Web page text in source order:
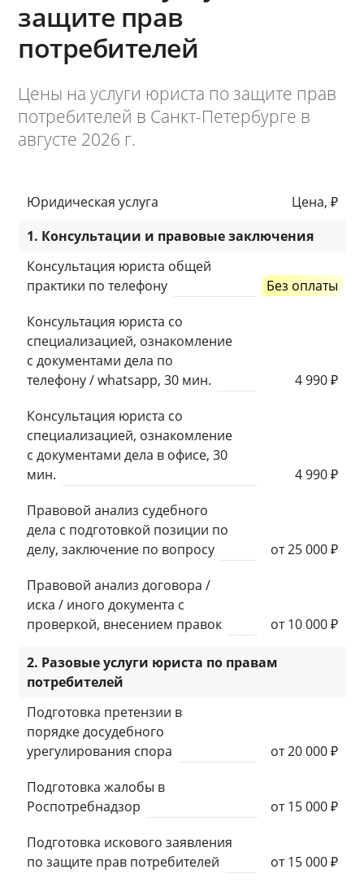
защите прав
потребителей
Цены на услуги юриста по защите прав
потребителей в Санкт-Петербурге в
августе 2026 г.
Юридическая услуга
Цена, ₽
1. Консультации и правовые заключения
Консультация юриста общей
практики по телефону
Без оплаты
Консультация юриста со
специализацией, ознакомление
с документами дела по
телефону / whatsapp, 30 мин.
4 990 ₽
Консультация юриста со
специализацией, ознакомление
с документами дела в офисе, 30
мин.
4 990 ₽
Правовой анализ судебного
дела с подготовкой позиции по
делу, заключение по вопросу
от 25 000 ₽
Правовой анализ договора /
иска / иного документа с
проверкой, внесением правок
от 10 000 ₽
2. Разовые услуги юриста по правам
потребителей
Подготовка претензии в
порядке досудебного
урегулирования спора
от 20 000 ₽
Подготовка жалобы в
Роспотребнадзор
от 15 000 ₽
Подготовка искового заявления
по защите прав потребителей
от 15 000 ₽